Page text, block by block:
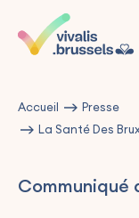
Accueil
Presse
La Santé Des
Communiqué